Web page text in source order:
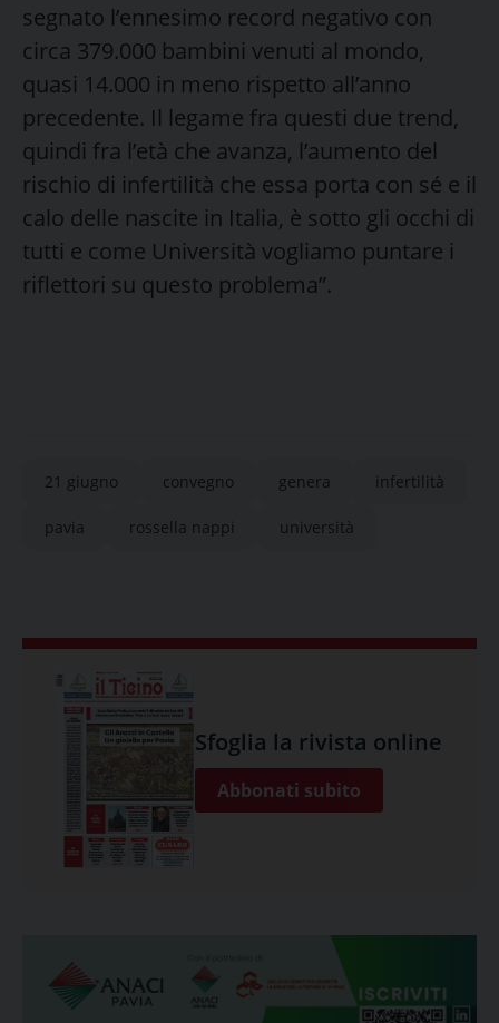
segnato l’ennesimo record negativo con
circa 379.000 bambini venuti al mondo,
quasi 14.000 in meno rispetto all’anno
precedente. Il legame fra questi due trend,
quindi fra l’età che avanza, l’aumento del
rischio di infertilità che essa porta con sé e il
calo delle nascite in Italia, è sotto gli occhi di
tutti e come Università vogliamo puntare i
riflettori su questo problema”.
21 giugno convegno genera infertilità
pavia rossella nappi università
Sfoglia la rivista online
Abbonati subito